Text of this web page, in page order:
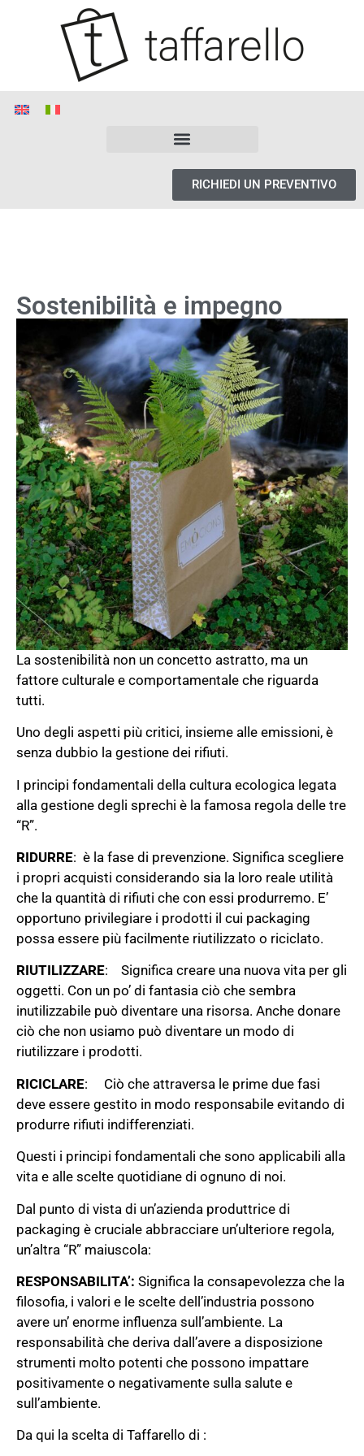
RICHIEDI UN PREVENTIVO
Sostenibilità e impegno
La sostenibilità non un concetto astratto, ma un
fattore culturale e comportamentale che riguarda
tutti.
Uno degli aspetti più critici, insieme alle emissioni, è
senza dubbio la gestione dei rifiuti.
I principi fondamentali della cultura ecologica legata
alla gestione degli sprechi è la famosa regola delle tre
“R”.
RIDURRE: è la fase di prevenzione. Significa scegliere
i propri acquisti considerando sia la loro reale utilità
che la quantità di rifiuti che con essi produrremo. E’
opportuno privilegiare i prodotti il cui packaging
possa essere più facilmente riutilizzato o riciclato.
RIUTILIZZARE: Significa creare una nuova vita per gli
oggetti. Con un po’ di fantasia ciò che sembra
inutilizzabile può diventare una risorsa. Anche donare
ciò che non usiamo può diventare un modo di
riutilizzare i prodotti.
RICICLARE: Ciò che attraversa le prime due fasi
deve essere gestito in modo responsabile evitando di
produrre rifiuti indifferenziati.
Questi i principi fondamentali che sono applicabili alla
vita e alle scelte quotidiane di ognuno di noi.
Dal punto di vista di un’azienda produttrice di
packaging è cruciale abbracciare un’ulteriore regola,
un’altra “R” maiuscola:
RESPONSABILITA’: Significa la consapevolezza che la
filosofia, i valori e le scelte dell’industria possono
avere un’ enorme influenza sull’ambiente. La
responsabilità che deriva dall’avere a disposizione
strumenti molto potenti che possono impattare
positivamente o negativamente sulla salute e
sull’ambiente.
Da qui la scelta di Taffarello di :